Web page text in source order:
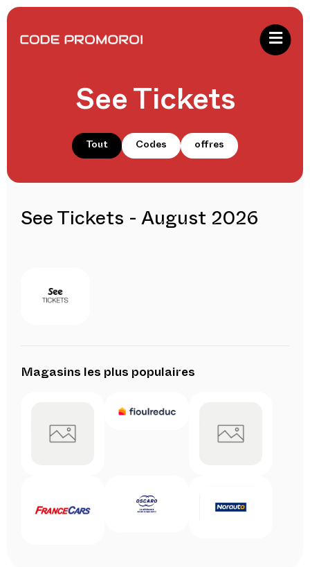
See Tickets
Tout Codes offres
See Tickets - August 2026
Magasins les plus populaires